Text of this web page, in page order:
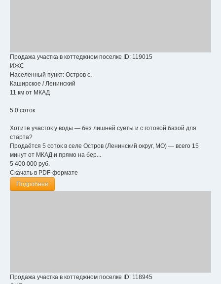
Продажа участка в коттеджном поселке ID: 119015
ИЖС
Населенный пункт: Остров с.
Каширское / Ленинский
11 км от МКАД
5.0 соток
Хотите участок у воды — без лишней суеты и с готовой базой для
старта?
Продаётся 5 соток в селе Остров (Ленинский округ, МО) — всего 15
минут от МКАД и прямо на бер...
5 400 000 руб.
Скачать в PDF-формате
Подробнее
Продажа участка в коттеджном поселке ID: 118945